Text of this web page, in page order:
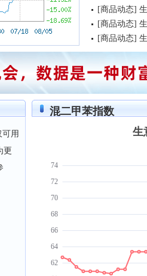
[商品动态]
[商品动态]
[商品动态]
用
更
混二甲苯指数